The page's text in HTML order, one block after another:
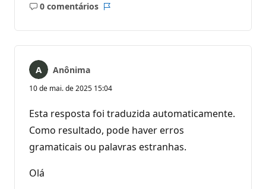
0 comentários
Sem
Anônima
10 de mai. de 2025 15:04
Esta resposta foi traduzida automaticamente.
Como resultado, pode haver erros
gramaticais ou palavras estranhas.
Olá